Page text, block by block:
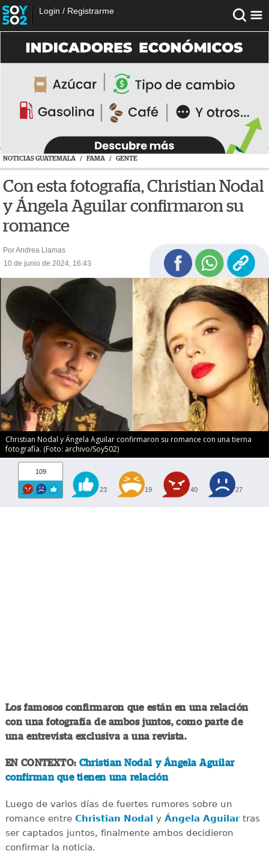
Login / Registrarme
NOTICIAS GUATEMALA / FAMA / GENTE
Con esta fotografía, Christian Nodal
y Ángela Aguilar confirmaron su
romance
Por Andrea Llamas
10 de junio de 2024, 16:43
Christian Nodal y Ángela Aguilar confirmaron su romance con una tierna
fotografía. (Foto: archivo/Soy502)
109
23 19 40 27
Los famosos confirmaron que están en una relación
con una fotografía de ambos juntos, como parte de
una entrevista exclusiva a una revista.
EN CONTEXTO: Christian Nodal y Ángela Aguilar
confirman que tienen una relación
Luego de varios días de fuertes rumores sobre un
romance entre Christian Nodal y Ángela Aguilar tras
ser captados juntos, finalmente ambos decidieron
confirmar la noticia.